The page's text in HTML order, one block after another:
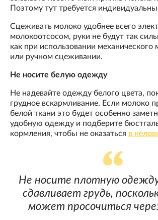
Поэтому тут требуется
Сцеживать молоко удобнее всего
молокоотсосом, руки не будут так
как при использовании механического
или ручном сцеживании.
Не носите белую одежду
Не надевайте одежду белого цвета,
грудное вскармливание. Если молоко
белой ткани это будет особенно
удобную одежду и подберите
кормления, чтобы не оказаться в
Не носите плотную
сдавливает грудь,
может просочиться